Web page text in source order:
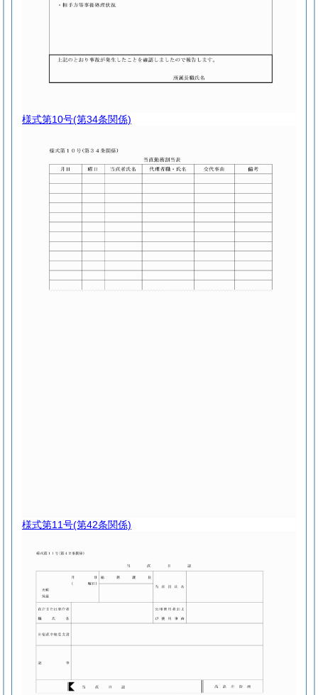
様式第10号(第34条関係)
様式第11号(第42条関係)